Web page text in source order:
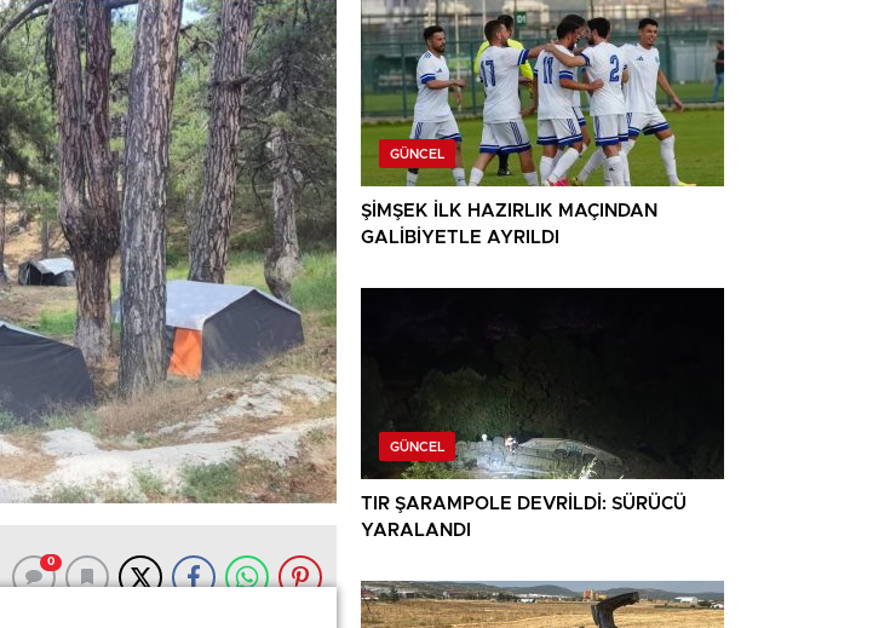
0
GÜNCEL
ŞİMŞEK İLK HAZIRLIK MAÇINDAN
GALİBİYETLE AYRILDI
GÜNCEL
TIR ŞARAMPOLE DEVRİLDİ: SÜRÜCÜ
YARALANDI